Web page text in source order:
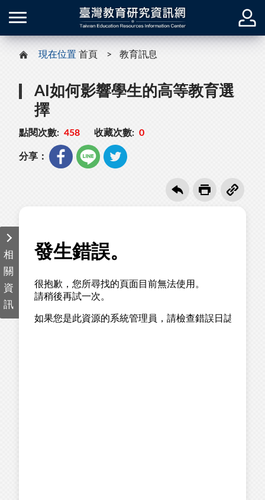
現在位置 首頁 教育訊息
AI如何影響學生的高等教育選
擇
點閱次數: 458 收藏次數: 0
分享：
相
關
資
訊